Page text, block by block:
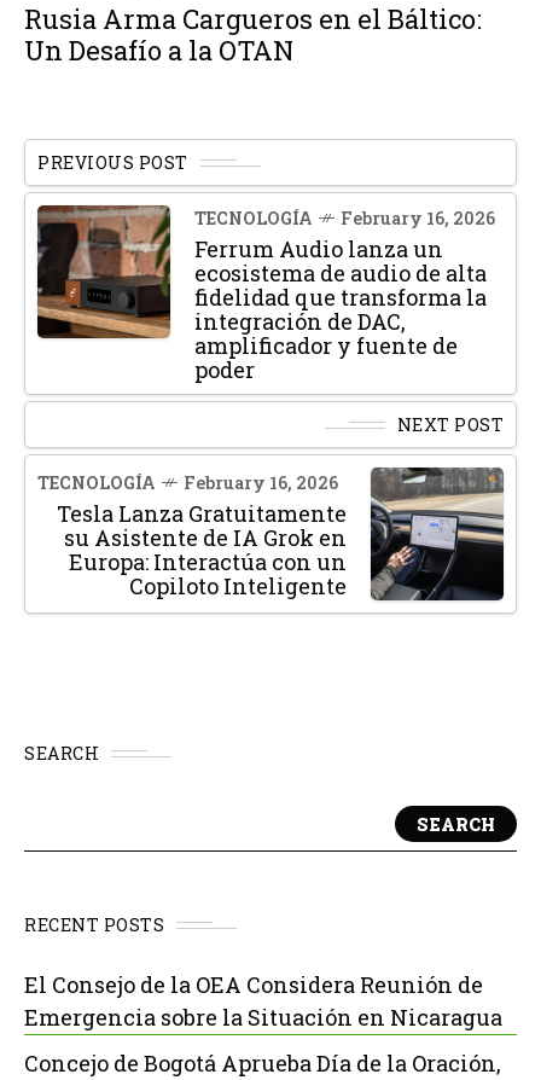
Rusia Arma Cargueros en el Báltico:
Un Desafío a la OTAN
PREVIOUS POST
TECNOLOGÍA February 16, 2026
Ferrum Audio lanza un
ecosistema de audio de alta
fidelidad que transforma la
integración de DAC,
amplificador y fuente de
poder
NEXT POST
TECNOLOGÍA February 16, 2026
Tesla Lanza Gratuitamente
su Asistente de IA Grok en
Europa: Interactúa con un
Copiloto Inteligente
SEARCH
SEARCH
RECENT POSTS
El Consejo de la OEA Considera Reunión de
Emergencia sobre la Situación en Nicaragua
Concejo de Bogotá Aprueba Día de la Oración,